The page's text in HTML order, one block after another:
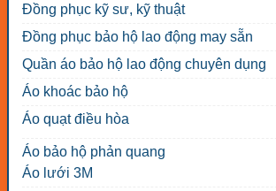
Đồng phục kỹ sư, kỹ thuật
Đồng phục bảo hộ lao động may sẵn
Quần áo bảo hộ lao động chuyên dụng
Áo khoác bảo hộ
Áo quạt điều hòa
Áo bảo hộ phản quang
Áo lưới 3M